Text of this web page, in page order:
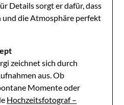
Details sorgt er dafür, dass
und die Atmosphäre perfekt
zeichnet sich durch
aus. Ob
Momente oder
Hochzeitsfotograf –